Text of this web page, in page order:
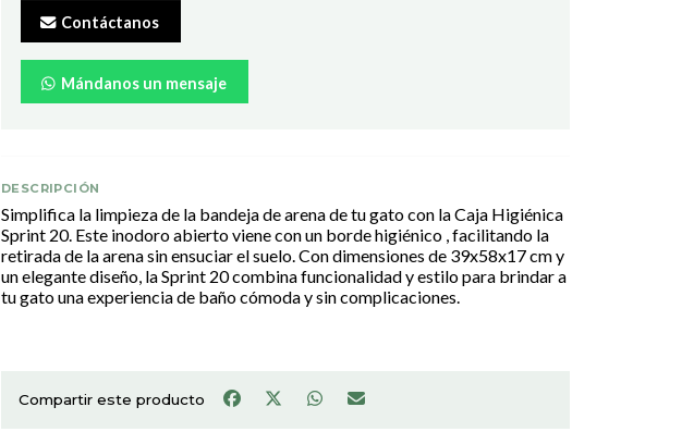
Contáctanos
Mándanos un mensaje
DESCRIPCIÓN
Simplifica la limpieza de la bandeja de arena de tu gato con la Caja Higiénica
Sprint 20. Este inodoro abierto viene con un borde higiénico , facilitando la
retirada de la arena sin ensuciar el suelo. Con dimensiones de 39x58x17 cm y
un elegante diseño, la Sprint 20 combina funcionalidad y estilo para brindar a
tu gato una experiencia de baño cómoda y sin complicaciones.
Compartir este producto